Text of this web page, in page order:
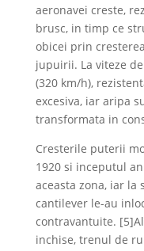
aeronavei creste,
brusc, in timp ce
obicei prin
jupuirii. La viteze
(320 km/h),
excesiva, iar aripa
transformata in
Cresterile puterii
1920 si inceputul
aceasta zona, iar
cantilever le-au
contravantuite.
inchise, trenul de